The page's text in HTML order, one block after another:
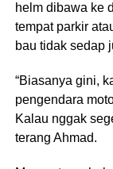
helm dibawa ke
tempat parkir
bau tidak sedap
“Biasanya gini,
pengendara
Kalau nggak
terang Ahmad.